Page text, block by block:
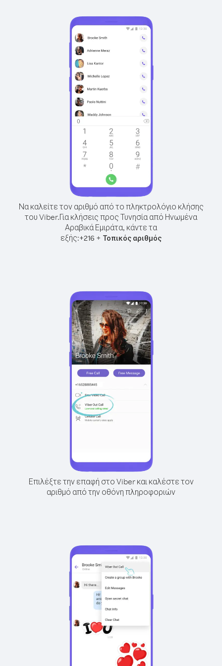
Να καλείτε τον αριθμό από το πληκτρολόγιο κλήσης
του Viber.Για κλήσεις προς Τυνησία από Ηνωμένα
Αραβικά Εμιράτα, κάντε τα
εξής:+216 + Τοπικός αριθμός
Επιλέξτε την επαφή στο Viber και καλέστε τον
αριθμό από την οθόνη πληροφοριών